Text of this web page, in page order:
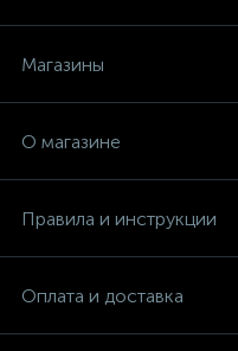
Магазины
О магазине
Правила и инструкции
Оплата и доставка